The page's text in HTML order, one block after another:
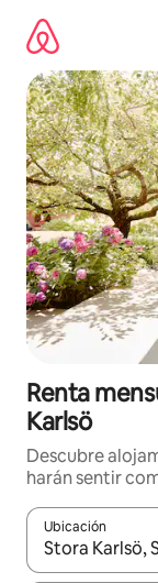
contenido
Renta
Karlsö
Descubre
harán sentir
Ubicación
Cuando los